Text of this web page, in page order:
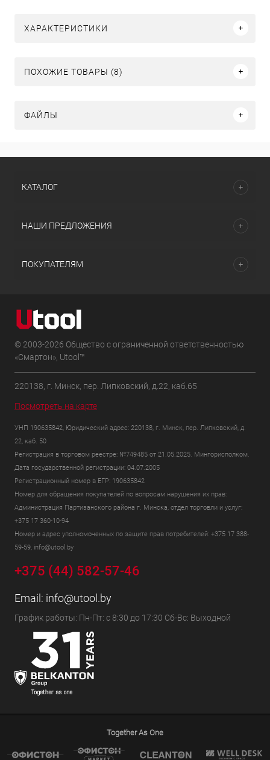
ХАРАКТЕРИСТИКИ
ПОХОЖИЕ ТОВАРЫ (8)
ФАЙЛЫ
КАТАЛОГ
НАШИ ПРЕДЛОЖЕНИЯ
ПОКУПАТЕЛЯМ
© 2003-2026 Общество с ограниченной ответственностью
«Смартон», Utool™
220138, г. Минск, пер. Липковский, д.22, каб.65
Посмотреть на карте
УНП 190635842, Юридический адрес: 220138, г. Минск, пер. Липковский, д.
22, каб. 50
Регистрация в торговом реестре: №749485 от 21.05.2025. Мингорисполком.
Дата государственной регистрации: 04.07.2005
Регистрационный номер в ЕГР: 190635842
Номер для обращения покупателей по вопросам нарушения их прав:
Администрация Партизанского района г. Минска, отдел торговли и услуг:
+375 17 360-10-94
Номер и адрес уполномоченных по защите прав потребителей: +375 17 388-
59-59, info@utool.by
+375 (44) 582-57-46
Email: info@utool.by
График работы: Пн-Пт: с 8:30 до 17:30 Сб-Вс: Выходной
Together As One